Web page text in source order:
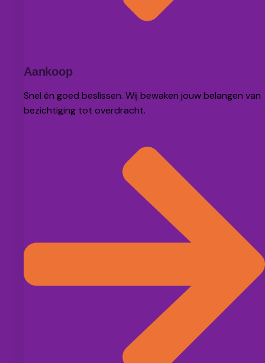
Aankoop
Snel én goed beslissen. Wij bewaken jouw belangen van
bezichtiging tot overdracht.